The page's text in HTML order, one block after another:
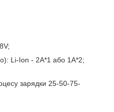
Li-Ion - 2A*1 або 1A*2;
зарядки 25-50-75-